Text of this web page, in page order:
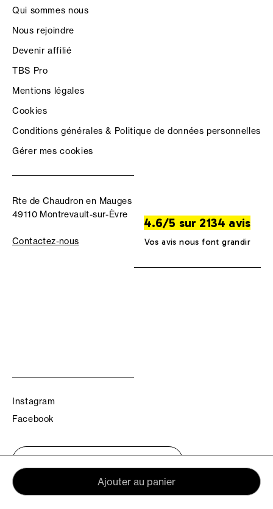
Ajouter au panier
Qui sommes nous
Nous rejoindre
Devenir affilié
TBS Pro
Mentions légales
Cookies
Conditions générales & Politique de données personnelles
Gérer mes cookies
Rte de Chaudron en Mauges
49110 Montrevault-sur-Èvre
Contactez-nous
4.6/5 sur 2134 avis
Vos avis nous font grandir
Instagram
Facebook